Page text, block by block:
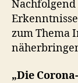
zum Thema
„Die